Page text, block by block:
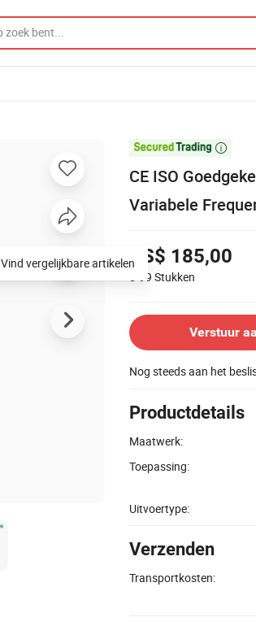

CE ISO
Variabele
US$ 185,00
5-99 Stukken
Verstuur
Nog steeds aan het
Productdetails
Maatwerk:
Toepassing:
Uitvoertype:
Verzenden
Transportkosten:
Vind vergelijkbare artikelen